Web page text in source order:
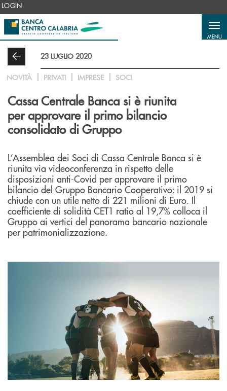
Salta al contenuto principale
LOGIN
MENU
23 LUGLIO 2020
NOVITÀ PRIVATI IMPRESE SOCI
Cassa Centrale Banca si è riunita
per approvare il primo bilancio
consolidato di Gruppo
L’Assemblea dei Soci di Cassa Centrale Banca si è
riunita via videoconferenza in rispetto delle
disposizioni anti-Covid per approvare il primo
bilancio del Gruppo Bancario Cooperativo: il 2019 si
chiude con un utile netto di 221 milioni di Euro. Il
coefficiente di solidità CET1 ratio al 19,7% colloca il
Gruppo ai vertici del panorama bancario nazionale
per patrimonializzazione.